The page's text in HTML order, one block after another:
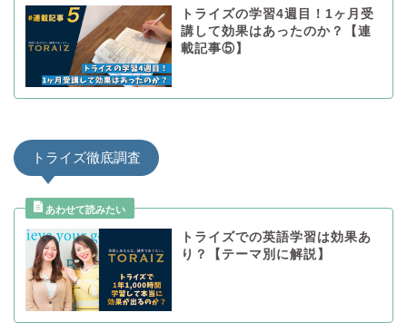
トライズの学習4週目！1ヶ月受
講して効果はあったのか？【連
載記事⑤】
トライズ徹底調査
トライズでの英語学習は効果あ
り？【テーマ別に解説】